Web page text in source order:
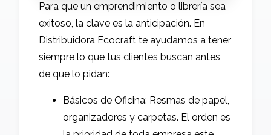
Para que un emprendimiento o librería sea
exitoso, la clave es la anticipación. En
Distribuidora Ecocraft te ayudamos a tener
siempre lo que tus clientes buscan antes
de que lo pidan:
Básicos de Oficina: Resmas de papel,
organizadores y carpetas. El orden es